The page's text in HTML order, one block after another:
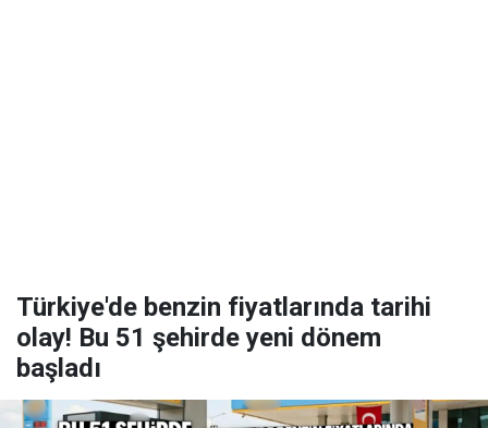
Türkiye'de benzin fiyatlarında tarihi
olay! Bu 51 şehirde yeni dönem
başladı